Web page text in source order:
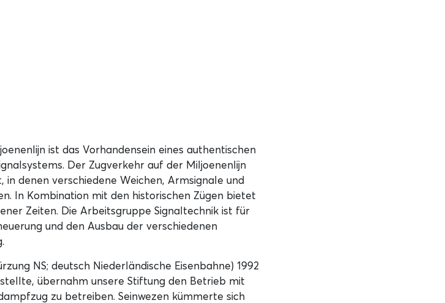
ist das Vorhandensein eines authentischen
Der Zugverkehr auf der Miljoenenlijn
denen verschiedene Weichen, Armsignale und
In Kombination mit den historischen Zügen bietet
Zeiten. Die Arbeitsgruppe Signaltechnik ist für
und den Ausbau der verschiedenen
NS; deutsch Niederländische Eisenbahne) 1992
übernahm unsere Stiftung den Betrieb mit
zu betreiben. Seinwezen kümmerte sich